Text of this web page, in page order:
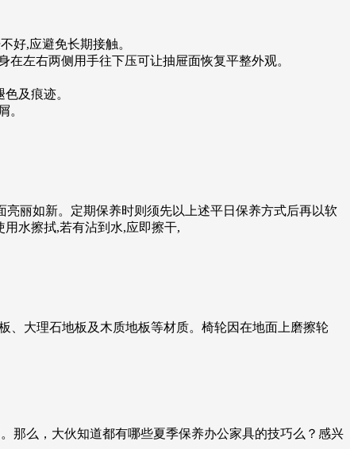
好,应避免长期接触。
左右两侧用手往下压可让抽屉面恢复平整外观。
及痕迹。
。
丽如新。定期保养时则须先以上述平日保养方式后再以软
水擦拭,若有沾到水,应即擦干,
、大理石地板及木质地板等材质。椅轮因在地面上磨擦轮
那么，大伙知道都有哪些夏季保养办公家具的技巧么？感兴